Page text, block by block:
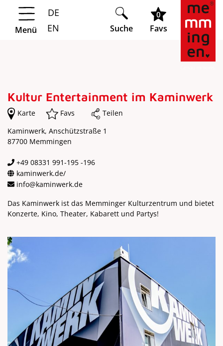
Springe zur Navigation
Springe zum Hauptinhalt
Menü
DE
EN
Suche
0
Favs
Kultur Entertainment im Kaminwerk
Karte Favs
Teilen
Kaminwerk, Anschützstraße 1
87700 Memmingen
+49 08331 991-195 -196
kaminwerk.de/
info@kaminwerk.de
Das Kaminwerk ist das Memminger Kulturzentrum und bietet
Konzerte, Kino, Theater, Kabarett und Partys!